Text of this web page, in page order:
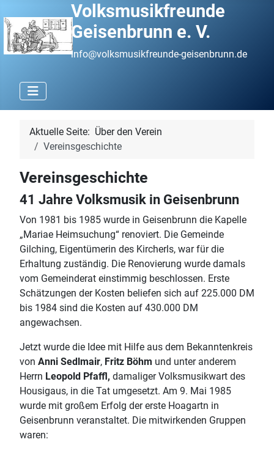
Volksmusikfreunde
Geisenbrunn e. V.
info@volksmusikfreunde-geisenbrunn.de
Aktuelle Seite: Über den Verein
Vereinsgeschichte
Vereinsgeschichte
41 Jahre Volksmusik in Geisenbrunn
Von 1981 bis 1985 wurde in Geisenbrunn die Kapelle
„Mariae Heimsuchung“ renoviert. Die Gemeinde
Gilching, Eigentümerin des Kircherls, war für die
Erhaltung zuständig. Die Renovierung wurde damals
vom Gemeinderat einstimmig beschlossen. Erste
Schätzungen der Kosten beliefen sich auf 225.000 DM
bis 1984 sind die Kosten auf 430.000 DM
angewachsen.
Jetzt wurde die Idee mit Hilfe aus dem Bekanntenkreis
von Anni Sedlmair, Fritz Böhm und unter anderem
Herrn Leopold Pfaffl, damaliger Volksmusikwart des
Housigaus, in die Tat umgesetzt. Am 9. Mai 1985
wurde mit großem Erfolg der erste Hoagartn in
Geisenbrunn veranstaltet. Die mitwirkenden Gruppen
waren: